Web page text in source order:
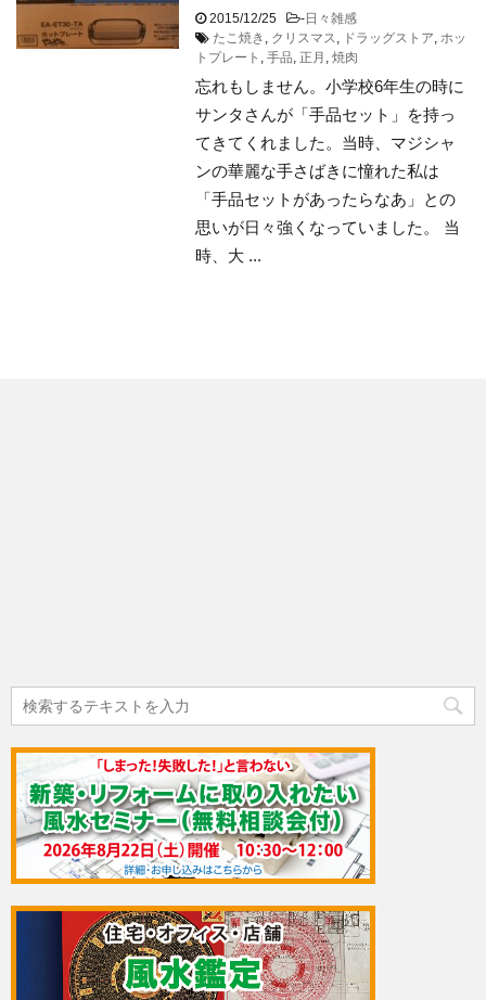
2015/12/25 -日々雑感
たこ焼き , クリスマス, ドラッグストア, ホッ
トプレート , 手品, 正月 , 焼肉
忘れもしません。小学校6年生の時に
サンタさんが「手品セット」を持っ
てきてくれました。当時、マジシャ
ンの華麗な手さばきに憧れた私は
「手品セットがあったらなあ」との
思いが日々強くなっていました。 当
時、大 ...